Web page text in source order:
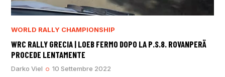
WORLD RALLY CHAMPIONSHIP
WRC RALLY GRECIA | LOEB FERMO DOPO LA P.S.8. ROVANPERÄ
PROCEDE LENTAMENTE
Darko Viel 10 Settembre 2022